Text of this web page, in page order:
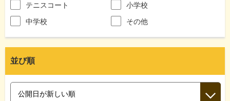
テニスコート
小学校
中学校
その他
並び順